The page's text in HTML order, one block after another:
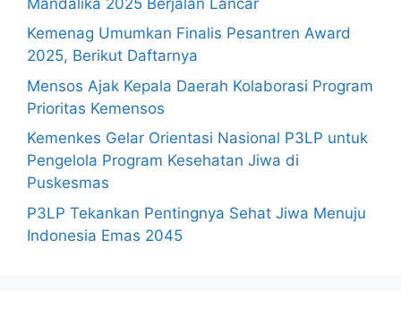
Kemenag Umumkan Finalis Pesantren Award
2025, Berikut Daftarnya
Mensos Ajak Kepala Daerah Kolaborasi Program
Prioritas Kemensos
Kemenkes Gelar Orientasi Nasional P3LP untuk
Pengelola Program Kesehatan Jiwa di
Puskesmas
P3LP Tekankan Pentingnya Sehat Jiwa Menuju
Indonesia Emas 2045